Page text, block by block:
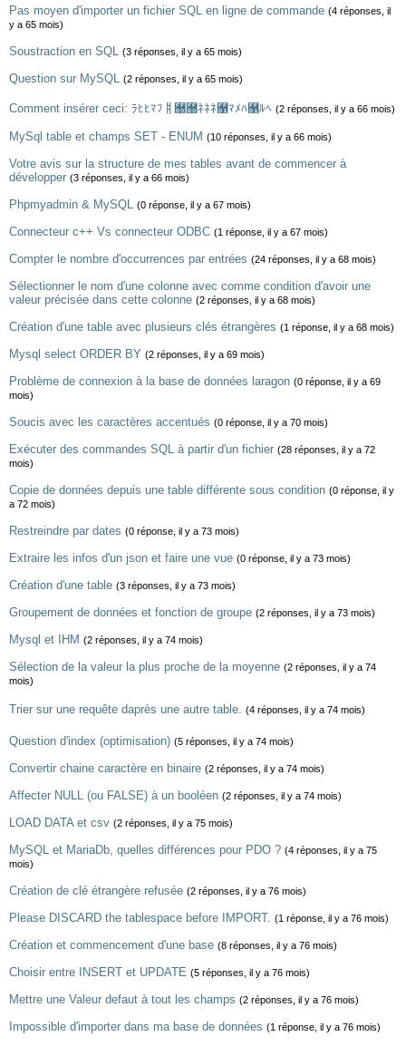
Pas moyen d'importer un fichier SQL en ligne de commande (4 réponses, il
y a 65 mois)
Soustraction en SQL (3 réponses, il y a 65 mois)
Question sur MySQL (2 réponses, il y a 65 mois)
Comment insérer ceci: ﾗﾋﾋﾏﾌￅ￐￐ﾈﾈﾈ￑ﾏﾒﾊ￑ﾙﾍ (2 réponses, il y a 66 mois)
MySql table et champs SET - ENUM (10 réponses, il y a 66 mois)
Votre avis sur la structure de mes tables avant de commencer à
développer (3 réponses, il y a 66 mois)
Phpmyadmin & MySQL (0 réponse, il y a 67 mois)
Connecteur c++ Vs connecteur ODBC (1 réponse, il y a 67 mois)
Compter le nombre d'occurrences par entrées (24 réponses, il y a 68 mois)
Sélectionner le nom d'une colonne avec comme condition d'avoir une
valeur précisée dans cette colonne (2 réponses, il y a 68 mois)
Création d'une table avec plusieurs clés étrangères (1 réponse, il y a 68 mois)
Mysql select ORDER BY (2 réponses, il y a 69 mois)
Problème de connexion à la base de données laragon (0 réponse, il y a 69
mois)
Soucis avec les caractères accentués (0 réponse, il y a 70 mois)
Exécuter des commandes SQL à partir d'un fichier (28 réponses, il y a 72
mois)
Copie de données depuis une table différente sous condition (0 réponse, il y
a 72 mois)
Restreindre par dates (0 réponse, il y a 73 mois)
Extraire les infos d'un json et faire une vue (0 réponse, il y a 73 mois)
Création d'une table (3 réponses, il y a 73 mois)
Groupement de données et fonction de groupe (2 réponses, il y a 73 mois)
Mysql et IHM (2 réponses, il y a 74 mois)
Sélection de la valeur la plus proche de la moyenne (2 réponses, il y a 74
mois)
Trier sur une requête daprès une autre table. (4 réponses, il y a 74 mois)
Question d'index (optimisation) (5 réponses, il y a 74 mois)
Convertir chaine caractère en binaire (2 réponses, il y a 74 mois)
Affecter NULL (ou FALSE) à un booléen (2 réponses, il y a 74 mois)
LOAD DATA et csv (2 réponses, il y a 75 mois)
MySQL et MariaDb, quelles différences pour PDO ? (4 réponses, il y a 75
mois)
Création de clé étrangère refusée (2 réponses, il y a 76 mois)
Please DISCARD the tablespace before IMPORT. (1 réponse, il y a 76 mois)
Création et commencement d'une base (8 réponses, il y a 76 mois)
Choisir entre INSERT et UPDATE (5 réponses, il y a 76 mois)
Mettre une Valeur defaut à tout les champs (2 réponses, il y a 76 mois)
Impossible d'importer dans ma base de données (1 réponse, il y a 76 mois)